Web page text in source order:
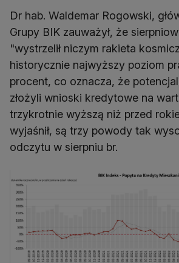
Dr hab. Waldemar Rogowski,
Grupy BIK zauważył, że
"wystrzelił niczym rakieta
historycznie najwyższy poziom
procent, co oznacza, że
złożyli wnioski kredytowe na
trzykrotnie wyższą niż przed
wyjaśnił, są trzy powody tak